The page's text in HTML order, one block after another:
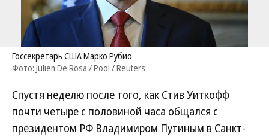
Госсекретарь США Марко Рубио
Фото: Julien De Rosa / Pool / Reuters
Спустя неделю после того, как Стив Уиткофф
почти четыре с половиной часа общался с
президентом РФ Владимиром Путиным в Санкт-